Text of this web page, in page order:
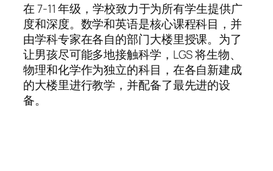
在 7-11 年级，学校致力于为所有学生提供广
度和深度。数学和英语是核心课程科目，并
由学科专家在各自的部门大楼里授课。为了
让男孩尽可能多地接触科学，LGS 将生物、
物理和化学作为独立的科目，在各自新建成
的大楼里进行教学，并配备了最先进的设
备。